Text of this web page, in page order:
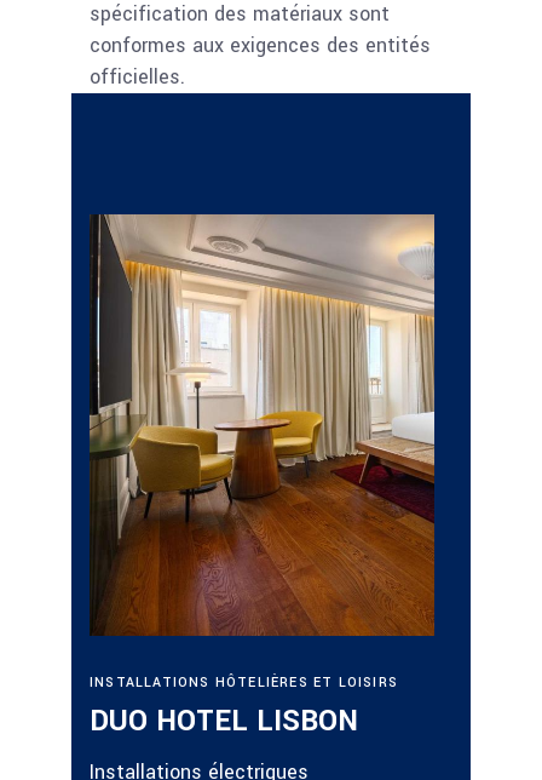
spécification des matériaux sont
conformes aux exigences des entités
officielles.
INSTALLATIONS HÔTELIÈRES ET LOISIRS
DUO HOTEL LISBON
Installations électriques